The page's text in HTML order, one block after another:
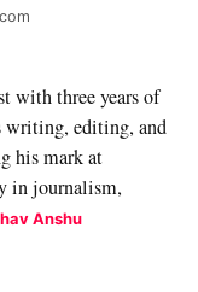
with three years of
writing, editing, and
his mark at
in journalism,
Anshu